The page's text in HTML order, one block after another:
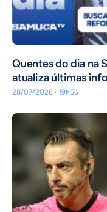
Quentes do dia na
atualiza últimas
28/07/2026 · 19h56